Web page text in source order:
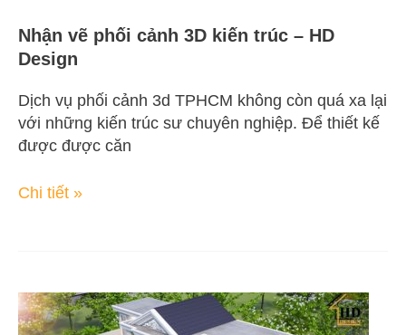
Nhận vẽ phối cảnh 3D kiến trúc – HD
Design
Dịch vụ phối cảnh 3d TPHCM không còn quá xa lại
với những kiến trúc sư chuyên nghiệp. Để thiết kế
được được căn
Chi tiết »
Nhận
vẽ